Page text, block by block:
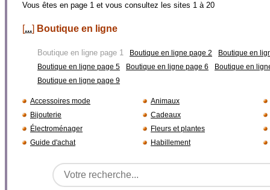
Vous êtes en page 1 et vous consultez les sites 1 à 20
[...] Boutique en ligne
Boutique en ligne page 1 Boutique en ligne page 2
Boutique en
Boutique en ligne page 5
Boutique en ligne page 6
Boutique en
Boutique en ligne page 9
Accessoires mode
Animaux
Bijouterie
Cadeaux
Électroménager
Fleurs et plantes
Guide d'achat
Habillement